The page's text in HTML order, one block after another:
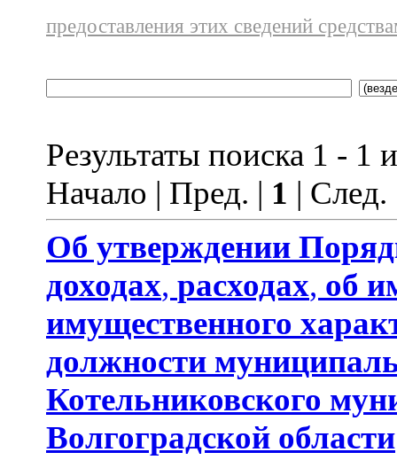
предоставления этих сведений
Результаты поиска 1 - 1
Начало | Пред. | 1 |
Об утверждении
доходах, расходах, об
имущественного
должности
Котельниковского
Волгоградской области